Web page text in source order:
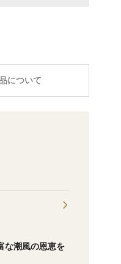
について
な潮風の恩恵を